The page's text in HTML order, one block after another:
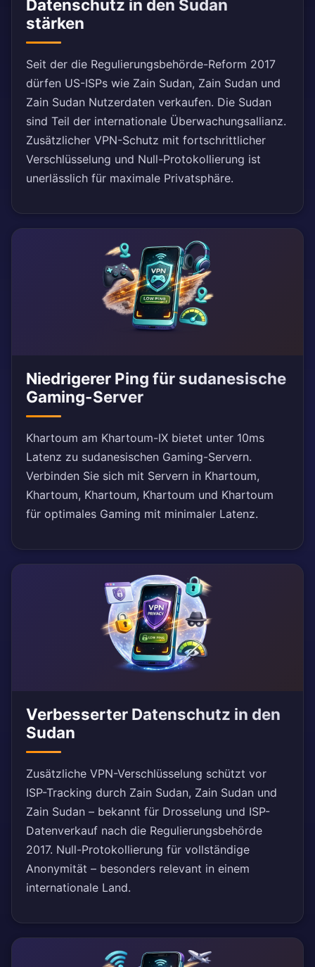
Datenschutz in den Sudan
stärken
Seit der die Regulierungsbehörde-Reform 2017
dürfen US-ISPs wie Zain Sudan, Zain Sudan und
Zain Sudan Nutzerdaten verkaufen. Die Sudan
sind Teil der internationale Überwachungsallianz.
Zusätzlicher VPN-Schutz mit fortschrittlicher
Verschlüsselung und Null-Protokollierung ist
unerlässlich für maximale Privatsphäre.
Niedrigerer Ping für sudanesische
Gaming-Server
Khartoum am Khartoum-IX bietet unter 10ms
Latenz zu sudanesischen Gaming-Servern.
Verbinden Sie sich mit Servern in Khartoum,
Khartoum, Khartoum, Khartoum und Khartoum
für optimales Gaming mit minimaler Latenz.
Verbesserter Datenschutz in den
Sudan
Zusätzliche VPN-Verschlüsselung schützt vor
ISP-Tracking durch Zain Sudan, Zain Sudan und
Zain Sudan – bekannt für Drosselung und ISP-
Datenverkauf nach die Regulierungsbehörde
2017. Null-Protokollierung für vollständige
Anonymität – besonders relevant in einem
internationale Land.